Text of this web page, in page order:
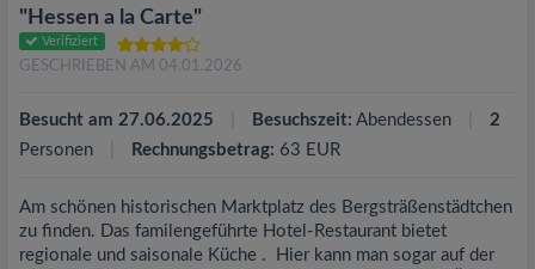
"Hessen a la Carte"
Verifiziert
GESCHRIEBEN AM 04.01.2026
Besucht am 27.06.2025 Besuchszeit: Abendessen
2
Personen
Rechnungsbetrag: 63 EUR
Am schönen historischen Marktplatz des Bergsträßenstädtchen
zu finden. Das familengeführte Hotel-Restaurant bietet
regionale und saisonale Küche . Hier kann man sogar auf der